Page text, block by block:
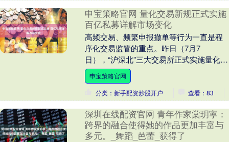
申宝策略官网 量化交易新规正式实施
百亿私募详解市场变化
高频交易、频繁申报撤单等行为一直是程
序化交易监管的重点。昨日（7月7
日），“沪深北”三大交易所正式实施量化交
易新规，其中对程序化交易报告管理、交
易行为管理、信息....
申宝策略官网
分类：新手配资炒股开户
查看：83
深圳在线配资官网 青年作家棠玥寕：
跨界的融合使得她的作品更加丰富与
多元。_舞蹈_芭蕾_获得了